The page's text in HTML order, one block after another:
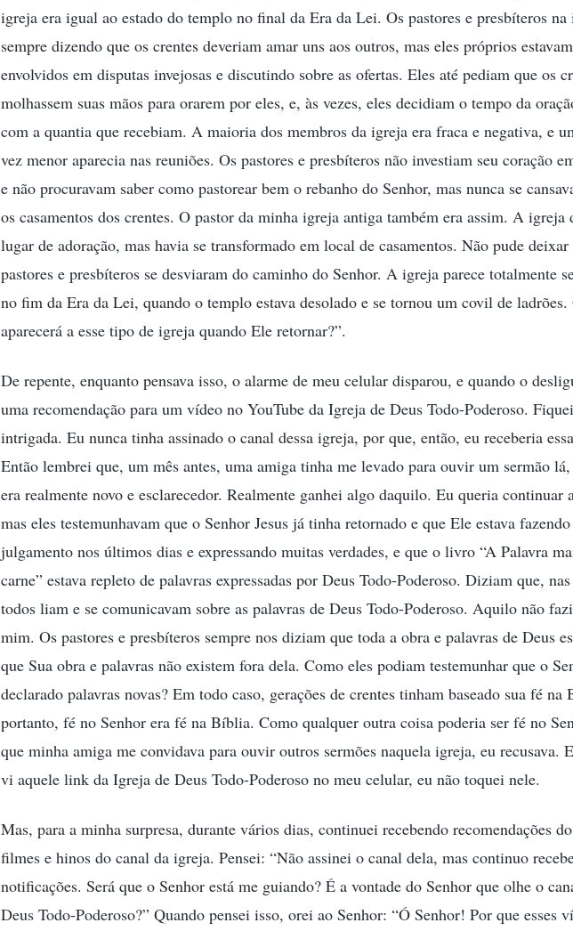
igreja era igual ao estado do templo no final da Era da Lei. Os pastores e presbíteros na
sempre dizendo que os crentes deveriam amar uns aos outros, mas eles próprios
envolvidos em disputas invejosas e discutindo sobre as ofertas. Eles até pediam que os
molhassem suas mãos para orarem por eles, e, às vezes, eles decidiam o tempo da
com a quantia que recebiam. A maioria dos membros da igreja era fraca e negativa, e
vez menor aparecia nas reuniões. Os pastores e presbíteros não investiam seu coração
e não procuravam saber como pastorear bem o rebanho do Senhor, mas nunca se
os casamentos dos crentes. O pastor da minha igreja antiga também era assim. A igreja
lugar de adoração, mas havia se transformado em local de casamentos. Não pude deixar
pastores e presbíteros se desviaram do caminho do Senhor. A igreja parece totalmente
no fim da Era da Lei, quando o templo estava desolado e se tornou um covil de ladrões.
aparecerá a esse tipo de igreja quando Ele retornar?”.
De repente, enquanto pensava isso, o alarme de meu celular disparou, e quando o
uma recomendação para um vídeo no YouTube da Igreja de Deus Todo-Poderoso.
intrigada. Eu nunca tinha assinado o canal dessa igreja, por que, então, eu receberia
Então lembrei que, um mês antes, uma amiga tinha me levado para ouvir um sermão
era realmente novo e esclarecedor. Realmente ganhei algo daquilo. Eu queria continuar
mas eles testemunhavam que o Senhor Jesus já tinha retornado e que Ele estava
julgamento nos últimos dias e expressando muitas verdades, e que o livro “A Palavra
carne” estava repleto de palavras expressadas por Deus Todo-Poderoso. Diziam que,
todos liam e se comunicavam sobre as palavras de Deus Todo-Poderoso. Aquilo não
mim. Os pastores e presbíteros sempre nos diziam que toda a obra e palavras de Deus
que Sua obra e palavras não existem fora dela. Como eles podiam testemunhar que o
declarado palavras novas? Em todo caso, gerações de crentes tinham baseado sua fé na
portanto, fé no Senhor era fé na Bíblia. Como qualquer outra coisa poderia ser fé no
que minha amiga me convidava para ouvir outros sermões naquela igreja, eu recusava.
vi aquele link da Igreja de Deus Todo-Poderoso no meu celular, eu não toquei nele.
Mas, para a minha surpresa, durante vários dias, continuei recebendo recomendações
filmes e hinos do canal da igreja. Pensei: “Não assinei o canal dela, mas continuo
notificações. Será que o Senhor está me guiando? É a vontade do Senhor que olhe o
Deus Todo-Poderoso?” Quando pensei isso, orei ao Senhor: “Ó Senhor! Por que esses